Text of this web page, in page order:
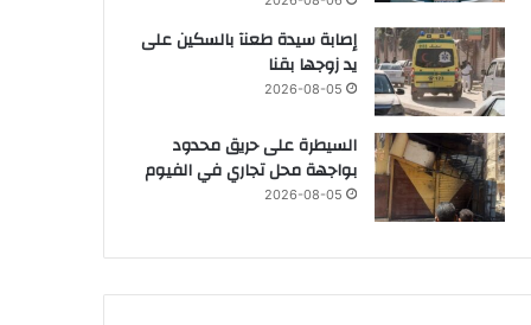
إصابة سيدة طعنآ بالسكين على
يد زوجها بقنا
2026-08-05
السيطرة على حريق محدود
بواجهة محل تجاري في الفيوم
2026-08-05